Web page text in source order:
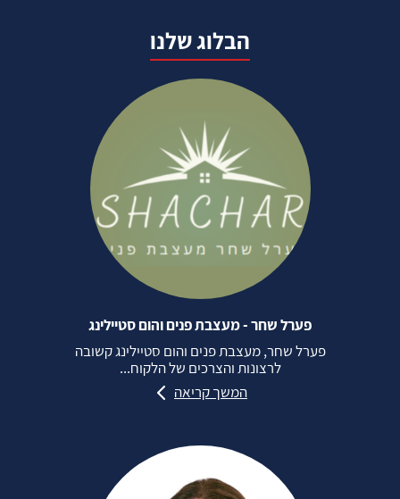
הבלוג שלנו
פערל שחר - מעצבת פנים והום סטיילינג
פערל שחר, מעצבת פנים והום סטיילינג קשובה
לרצונות והצרכים של הלקוח...
המשך קריאה